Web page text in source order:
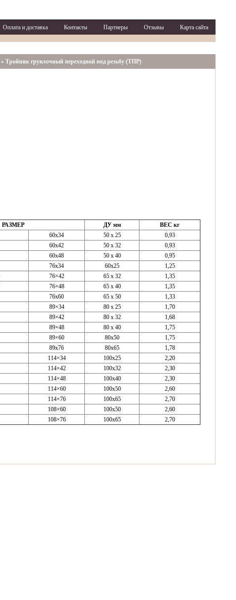
Оплата и доставка Контакты Партнеры Отзывы Карта сайта
» Тройник грувлочный переходной под резьбу (ТПР)
РАЗМЕР ДУ мм ВЕС кг
60x34 50 х 25
0,93
60x42 50 х 32
0,93
60x48 50 х 40
0,95
76x34 60х25
1,25
76×42 65 х 32
1,35
76×48 65 х 40
1,35
76x60 65 х 50
1,33
89×34 80 х 25
1,70
89×42 80 х 32
1,68
89×48 80 х 40
1,75
89×60 80х50
1,75
89x76 80х65
1,78
114×34 100х25
2,20
114×42 100х32
2,30
114×48 100х40
2,30
114×60 100х50
2,60
114×76 100х65
2,70
108×60 100х50
2,60
108×76 100х65 2,70